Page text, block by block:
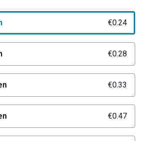
€0.24
€0.28
€0.33
€0.47